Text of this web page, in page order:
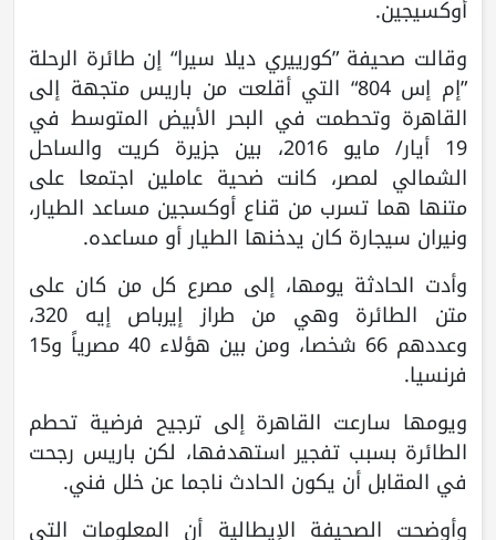
أوكسيجين.
وقالت صحيفة ”كورييري ديلا سيرا“ إن طائرة الرحلة
”إم إس 804“ التي أقلعت من باريس متجهة إلى
القاهرة وتحطمت في البحر الأبيض المتوسط في
19 أيار/ مايو 2016، بين جزيرة كريت والساحل
الشمالي لمصر، كانت ضحية عاملين اجتمعا على
متنها هما تسرب من قناع أوكسجين مساعد الطيار،
ونيران سيجارة كان يدخنها الطيار أو مساعده.
وأدت الحادثة يومها، إلى مصرع كل من كان على
متن الطائرة وهي من طراز إيرباص إيه 320،
وعددهم 66 شخصا، ومن بين هؤلاء 40 مصرياً و15
فرنسيا.
ويومها سارعت القاهرة إلى ترجيح فرضية تحطم
الطائرة بسبب تفجير استهدفها، لكن باريس رجحت
في المقابل أن يكون الحادث ناجما عن خلل فني.
وأوضحت الصحيفة الإيطالية أن المعلومات التي